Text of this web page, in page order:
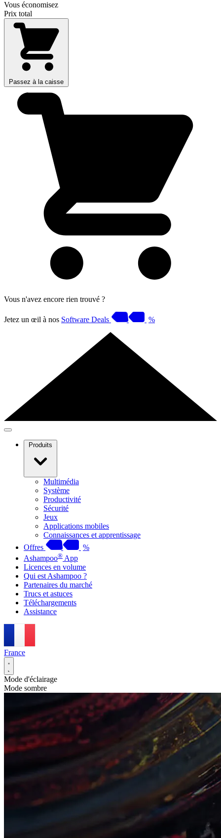
Vous économisez
Prix total
Passez à la caisse
Vous n'avez encore rien trouvé ?
Jetez un œil à nos Software Deals %
Produits
Multimédia
Système
Productivité
Sécurité
Jeux
Applications mobiles
Connaissances et apprentissage
Offres
%
Ashampoo® App
Licences en volume
Qui est Ashampoo ?
Partenaires du marché
Trucs et astuces
Téléchargements
Assistance
France
Mode d'éclairage
Mode sombre